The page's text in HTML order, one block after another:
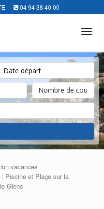
04 94 38 40 00
vacances
Piscine et Plage sur la
Giens